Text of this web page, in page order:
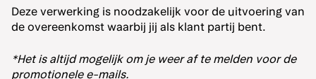
Deze verwerking is noodzakelijk voor de uitvoering van
de overeenkomst waarbij jij als klant partij bent.
*Het is altijd mogelijk om je weer af te melden voor de
promotionele e-mails.